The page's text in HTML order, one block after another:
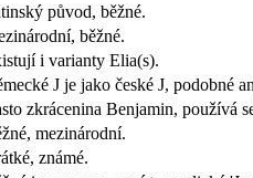
původ, běžné.
běžné.
i varianty Elia(s).
J je jako české J, podobné
zkrácenina Benjamin, používá
mezinárodní.
známé.